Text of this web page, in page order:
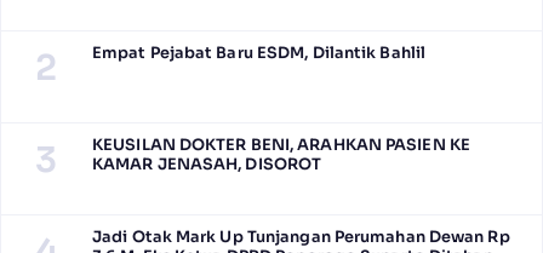
2 Empat Pejabat Baru ESDM, Dilantik Bahlil
3
KEUSILAN DOKTER BENI, ARAHKAN PASIEN KE
KAMAR JENASAH, DISOROT
Jadi Otak Mark Up Tunjangan Perumahan Dewan Rp